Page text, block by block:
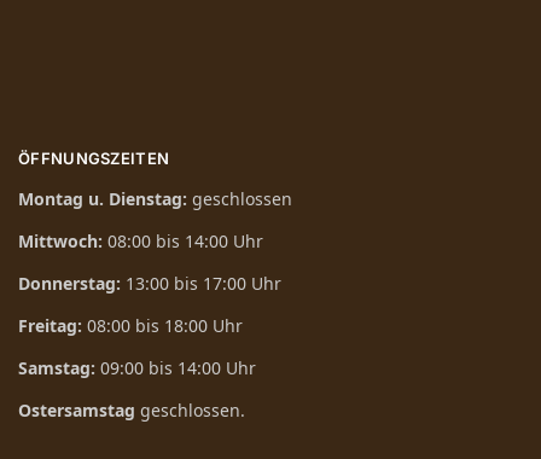
ÖFFNUNGSZEITEN
Montag u. Dienstag: geschlossen
Mittwoch: 08:00 bis 14:00 Uhr
Donnerstag: 13:00 bis 17:00 Uhr
Freitag: 08:00 bis 18:00 Uhr
Samstag: 09:00 bis 14:00 Uhr
Ostersamstag geschlossen.